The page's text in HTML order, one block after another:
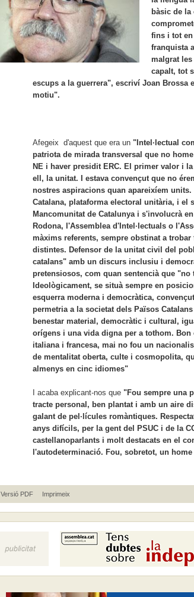
bàsic de
fins i tot
franquista
malgrat
capalt, tot
escups a la guerrera", escriví Joan Brossa
motiu".
Afegeix d'aquest que era un "Intel·lectual
patriota de mirada transversal que no
NE i haver presidit ERC. El primer valor i
ell, la unitat. I estava convençut que no
nostres aspiracions quan apareixíem
Catalana, plataforma electoral unitària, i el
Mancomunitat de Catalunya i s'involucrà
Rodona, l'Assemblea d'Intel·lectuals o
màxims referents, sempre obstinat a
distintes. Defensor de la unitat civil del
catalans" amb un discurs inclusiu i
pretensiosos, com quan sentencià que "no
Ideològicament, se situà sempre en
esquerra moderna i democràtica,
permetria a la societat dels Països
benestar material, democràtic i cultural,
orígens i una vida digna per a tothom.
italiana i francesa, mai no fou un
de mentalitat oberta, culte i cosmopolita,
almenys en cinc idiomes"
I acaba explicant-nos que "Fou sempre una
tracte personal, ben plantat i amb un aire
galant de pel·lícules romàntiques.
anys difícils, per la gent del PSUC i de la
castellanoparlants i molt destacats en el
l'autodeterminació. Fou, sobretot, un
Versió PDF Imprimeix